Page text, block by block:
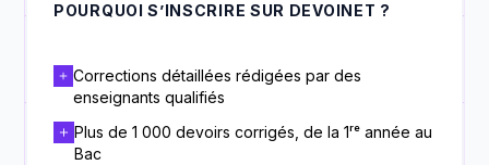
POURQUOI S’INSCRIRE SUR DEVOINET ?
Corrections détaillées rédigées par des
enseignants qualifiés
Plus de 1 000 devoirs corrigés, de la 1ʳᵉ année au
Bac